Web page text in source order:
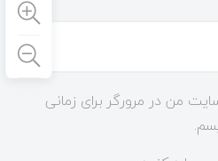
من در مرورگر برای زمانی